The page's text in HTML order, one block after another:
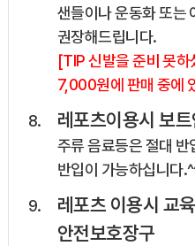
샌들이나 운동화 또는
권장해드립니다.
[TIP 신발을 준비 못하
7,000원에 판매 중에
레포츠이용시 보
주류 음료등은 절대 반
반입이 가능하십니다
레포츠 이용시 교
안전보호장구